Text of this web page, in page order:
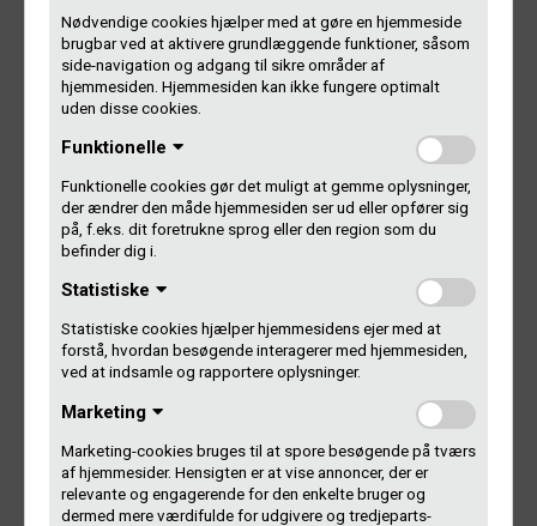
Nødvendige cookies hjælper med at gøre en hjemmeside
brugbar ved at aktivere grundlæggende funktioner, såsom
side-navigation og adgang til sikre områder af
hjemmesiden. Hjemmesiden kan ikke fungere optimalt
uden disse cookies.
Funktionelle
Funktionelle cookies gør det muligt at gemme oplysninger,
der ændrer den måde hjemmesiden ser ud eller opfører sig
på, f.eks. dit foretrukne sprog eller den region som du
befinder dig i.
Statistiske
Statistiske cookies hjælper hjemmesidens ejer med at
forstå, hvordan besøgende interagerer med hjemmesiden,
ved at indsamle og rapportere oplysninger.
Marketing
Marketing-cookies bruges til at spore besøgende på tværs
af hjemmesider. Hensigten er at vise annoncer, der er
relevante og engagerende for den enkelte bruger og
dermed mere værdifulde for udgivere og tredjeparts-
17:20 – 17:35 Støttemuligheder via Koda – hvor, hvordan
og hvornår?
17:35 – 17:45 KORT PAUSE
17:45 – 18:00 NCB synk og udgivelser/digitale udgivelser
18:00 – 18:15 Gramex v. Timo Møllenberg
18:15 – 19:00 Spørgetid
19:00 – 19:30 Mad og drikke
Er du ikke medlem af Koda, kan du tilmelde dig ved at
sende en mail tilMCH@koda.dk. Er du allerede medlem af
Koda, kan du tilmelde dig via linket her: